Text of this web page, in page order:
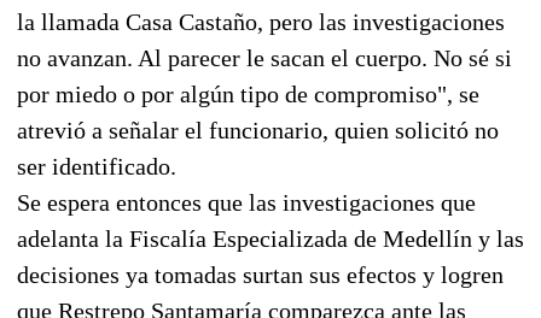
la llamada Casa Castaño, pero las investigaciones
no avanzan. Al parecer le sacan el cuerpo. No sé si
por miedo o por algún tipo de compromiso", se
atrevió a señalar el funcionario, quien solicitó no
ser identificado.
Se espera entonces que las investigaciones que
adelanta la Fiscalía Especializada de Medellín y las
decisiones ya tomadas surtan sus efectos y logren
que Restrepo Santamaría comparezca ante las